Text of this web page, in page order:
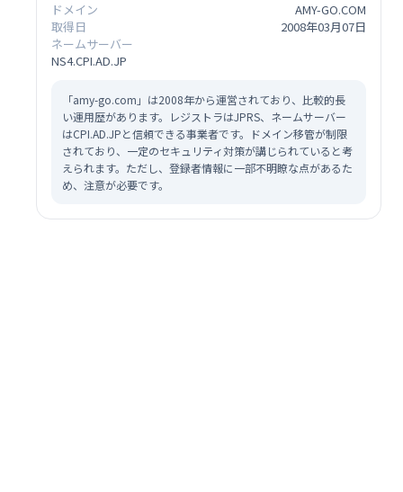
ドメイン
AMY-GO.COM
取得日
2008年03月07日
ネームサーバー
NS4.CPI.AD.JP
「amy-go.com」は2008年から運営されており、比較的長
い運用歴があります。レジストラはJPRS、ネームサーバー
はCPI.AD.JPと信頼できる事業者です。ドメイン移管が制限
されており、一定のセキュリティ対策が講じられていると考
えられます。ただし、登録者情報に一部不明瞭な点があるた
め、注意が必要です。